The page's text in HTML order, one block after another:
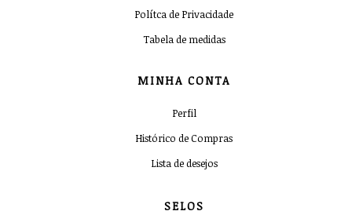
Polítca de Privacidade
Tabela de medidas
MINHA CONTA
Perfil
Histórico de Compras
Lista de desejos
SELOS